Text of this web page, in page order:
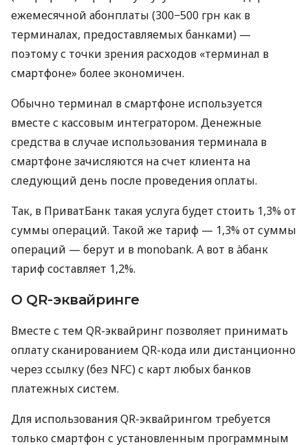
ежемесячной абонплаты (300−500 грн как в
терминалах, предоставляемых банками) —
поэтому с точки зрения расходов «терминал в
смартфоне» более экономичен.
Обычно терминал в смартфоне используется
вместе с кассовым интегратором. Денежные
средства в случае использования терминала в
смартфоне зачисляются на счет клиента на
следующий день после проведения оплаты.
Так, в ПриватБанк такая услуга будет стоить 1,3% от
суммы операций. Такой же тариф — 1,3% от суммы
операций — берут и в monobank. А вот в àбанк
тариф составляет 1,2%.
О QR-эквайринге
Вместе с тем QR-эквайринг позволяет принимать
оплату сканированием QR-кода или дистанционно
через ссылку (без NFC) с карт любых банков
платежных систем.
Для использования QR-эквайрингом требуется
только смартфон с установленным программным